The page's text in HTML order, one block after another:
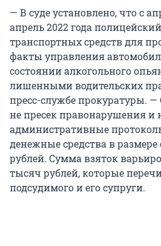
— В суде установлено, что с
апрель 2022 года
транспортных средств для
факты управления
состоянии алкогольного
лишенными водительских
пресс-службе прокуратуры.
не пресек правонарушения и
административные
денежные средства в
рублей. Сумма взяток
тысяч рублей, которые
подсудимого и его супруги.